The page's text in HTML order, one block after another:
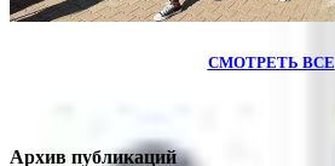
СМОТРЕТЬ ВСЕ
Архив публикаций